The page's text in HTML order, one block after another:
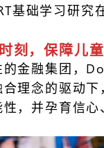
基础学习研究
刻，保障儿
的金融集团，
理念的驱动
，并孕育信